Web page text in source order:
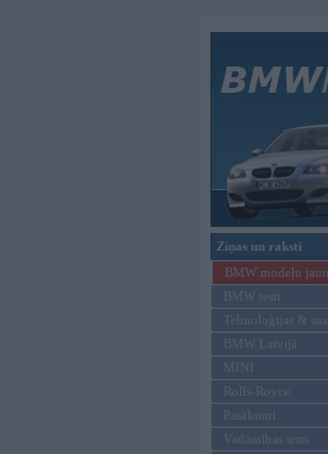
Ziņas un raksti
BMW modeļu
BMW testi
Tehnoloģijas &
BMW Latvijā
MINI
Rolls-Royce
Pasākumi
Vadāmības tests